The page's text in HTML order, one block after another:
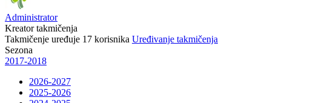
Administrator
Kreator takmičenja
Takmičenje uređuje 17 korisnika Uređivanje takmičenja
Sezona
2017-2018
2026-2027
2025-2026